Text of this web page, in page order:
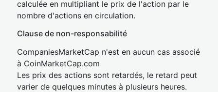
calculée en multipliant le prix de l'action par le
nombre d'actions en circulation.
Clause de non-responsabilité
CompaniesMarketCap n'est en aucun cas associé
à CoinMarketCap.com
Les prix des actions sont retardés, le retard peut
varier de quelques minutes à plusieurs heures.